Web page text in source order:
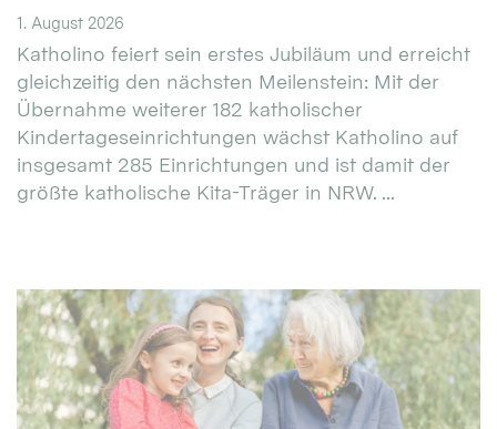
1. August 2026
Katholino feiert sein erstes Jubiläum und erreicht
gleichzeitig den nächsten Meilenstein: Mit der
Übernahme weiterer 182 katholischer
Kindertageseinrichtungen wächst Katholino auf
insgesamt 285 Einrichtungen und ist damit der
größte katholische Kita-Träger in NRW. ...